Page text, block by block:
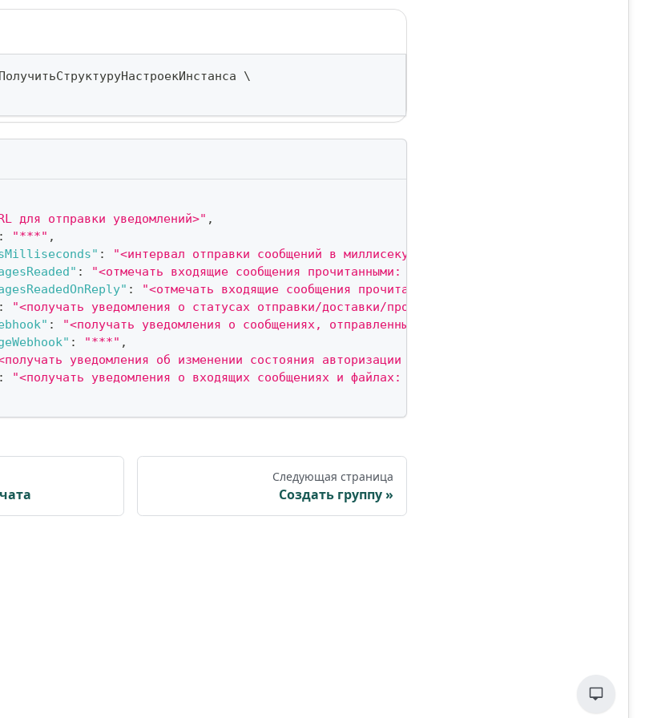
\
для отправки уведомлений>" ,
: "***" ,
: "<интервал отправки сообщений в миллисекундах>"
: "<отмечать входящие сообщения прочитанными: yes, no>"
:
"<отмечать входящие сообщения прочитанными при отправке сообщения в
:
"<получать уведомления о статусах отправки/доставки/прочтении исходящих сообщений:
: "<получать уведомления о сообщениях, отправленных с телефона: yes, no>"
: "***" ,
уведомления об изменении состояния авторизации инстанса: yes, no>"
:
"<получать уведомления о входящих сообщениях и файлах: yes, no>"
Следующая страница
Создать группу